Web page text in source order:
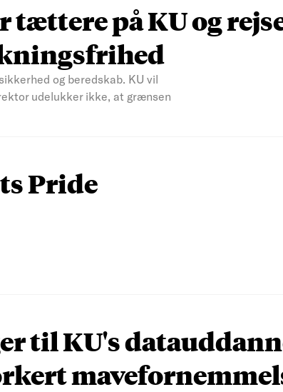
på KU og
og beredskab. KU vil
udelukker ikke, at grænsen
Pride
til KU's